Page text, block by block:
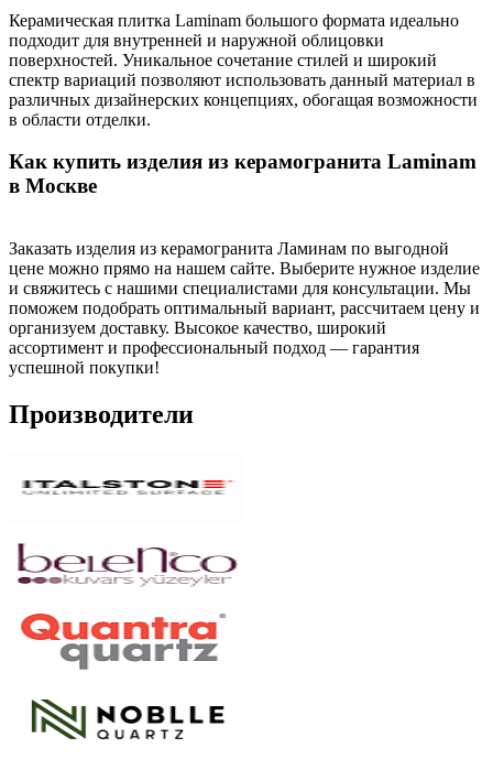
Керамическая плитка Laminam большого формата идеально
подходит для внутренней и наружной облицовки
поверхностей. Уникальное сочетание стилей и широкий
спектр вариаций позволяют использовать данный материал в
различных дизайнерских концепциях, обогащая возможности
в области отделки.
Как купить изделия из керамогранита Laminam
в Москве
Заказать изделия из керамогранита Ламинам по выгодной
цене можно прямо на нашем сайте. Выберите нужное изделие
и свяжитесь с нашими специалистами для консультации. Мы
поможем подобрать оптимальный вариант, рассчитаем цену и
организуем доставку. Высокое качество, широкий
ассортимент и профессиональный подход — гарантия
успешной покупки!
Производители